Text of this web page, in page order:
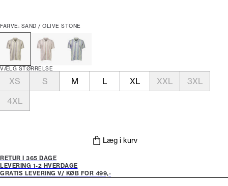
FARVE: SAND / OLIVE STONE
VÆLG STØRRELSE
XS S M L XL XXL
3XL
4XL
Læg i kurv
RETUR I 365 DAGE
LEVERING 1-2 HVERDAGE
GRATIS LEVERING V/ KØB FOR 499,-